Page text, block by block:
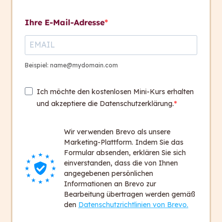
Abgabe
Abschlusspräsentation
30 Days
Kontakt
+ 43 316 393 449
Headquarter
Heinrichstraße 145
Newsletter
Bleiben Sie auf dem Laufenden!
Zum Newsletter anmelden
Ihre E-Mail-Adresse
Beispiel: name@mydomain.com
Ich möchte den kostenlosen Mini-Kurs erhalten
und akzeptiere die Datenschutzerklärung.
Wir verwenden Brevo als unsere
Marketing-Plattform. Indem Sie das
Formular absenden, erklären Sie sich
einverstanden, dass die von Ihnen
angegebenen persönlichen
Informationen an Brevo zur
Bearbeitung übertragen werden gemäß
den Datenschutzrichtlinien von Brevo.